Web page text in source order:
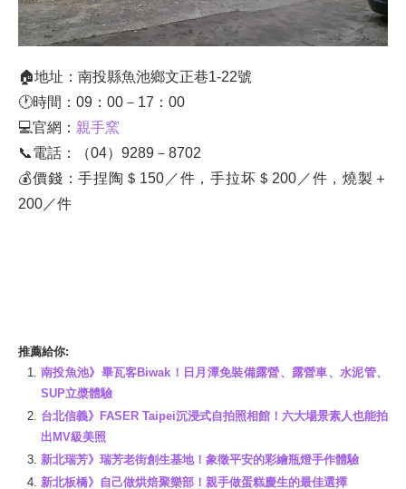
🏠地址：南投縣魚池鄉文正巷1-22號
🕐時間：09：00－17：00
💻官網： 親手窯
📞電話：（04）9289－8702
💰價錢：手捏陶＄150／件，手拉坏＄200／件，燒製＋
200／件
推薦給你:
南投魚池》畢瓦客Biwak！日月潭免裝備露營、露營車、水泥管、
SUP立槳體驗
台北信義》FASER Taipei沉浸式自拍照相館！六大場景素人也能拍
出MV級美照
新北瑞芳》瑞芳老街創生基地！象徵平安的彩繪瓶燈手作體驗
新北板橋》自己做烘焙聚樂部！親手做蛋糕慶生的最佳選擇